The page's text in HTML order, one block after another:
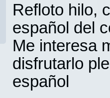
Refloto hilo,
español del
Me interesa
disfrutarlo
español